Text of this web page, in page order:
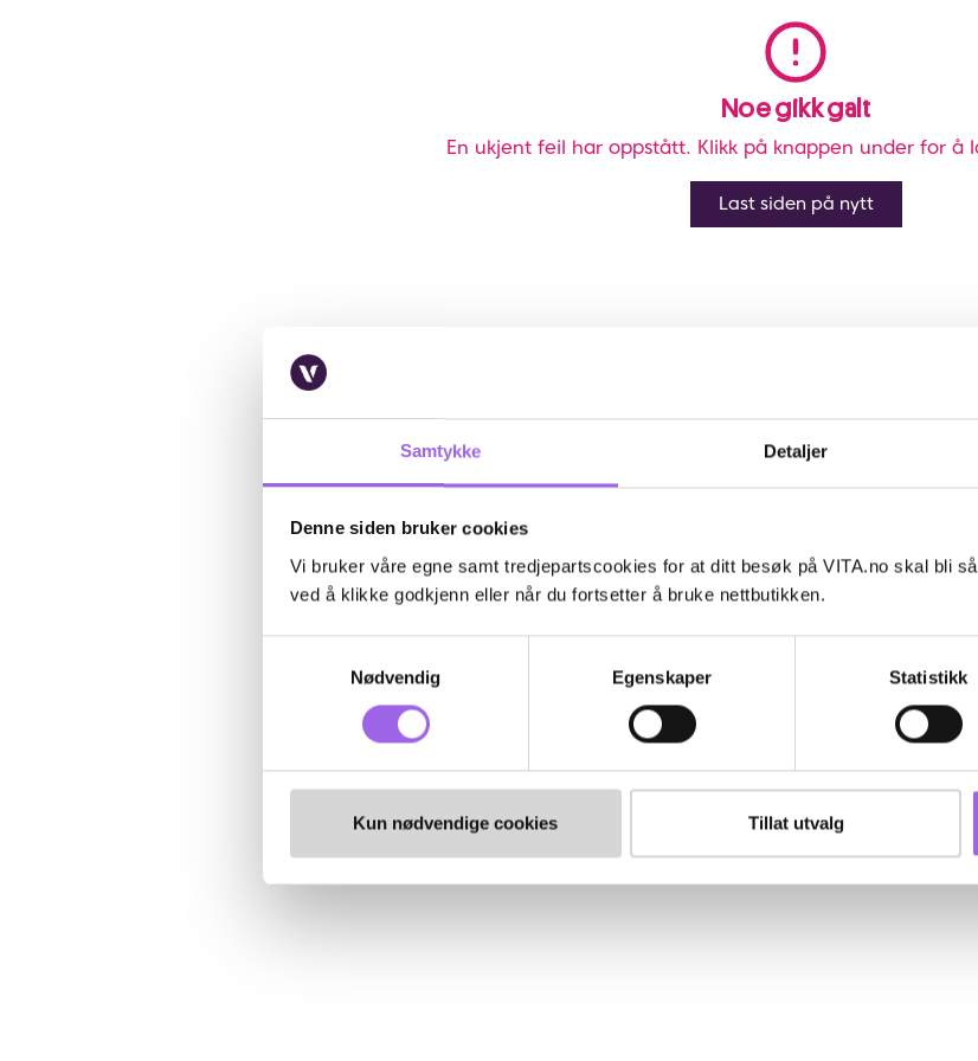
Samtykke Detaljer
Denne siden bruker cookies
Vi bruker våre egne samt tredjepartscookies for at ditt besøk på VITA.no skal bli
ved å klikke godkjenn eller når du fortsetter å bruke nettbutikken.
Nødvendig
Egenskaper Statistikk
Kun nødvendige cookies Tillat utvalg
Noe gikk galt
En ukjent feil har oppstått. Klikk på knappen under for å
Last siden på nytt